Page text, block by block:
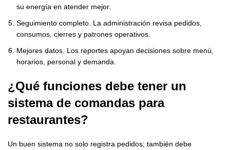
su energía en atender mejor.
Seguimiento completo. La administración revisa pedidos,
consumos, cierres y patrones operativos.
Mejores datos. Los reportes apoyan decisiones sobre menú,
horarios, personal y demanda.
¿Qué funciones debe tener un
sistema de comandas para
restaurantes?
Un buen sistema no solo registra pedidos; también debe